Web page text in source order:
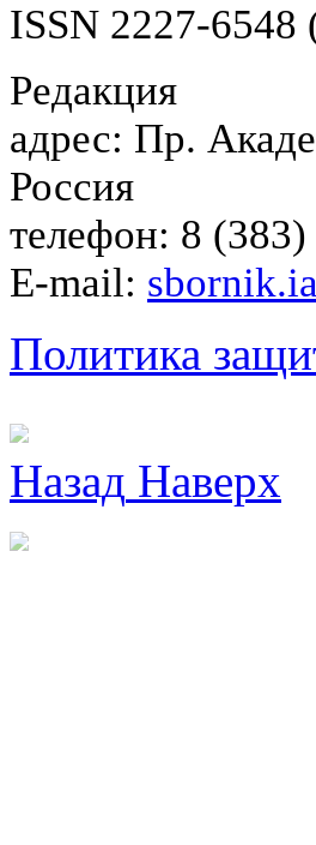
ISSN 2227-6548
Редакция
адрес: Пр.
Россия
телефон: 8
E-mail:
Политика
Назад Наверх